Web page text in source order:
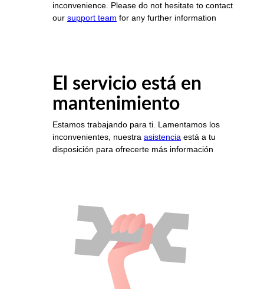
inconvenience. Please do not hesitate to contact
our support team for any further information
El servicio está en
mantenimiento
Estamos trabajando para ti. Lamentamos los
inconvenientes, nuestra asistencia está a tu
disposición para ofrecerte más información